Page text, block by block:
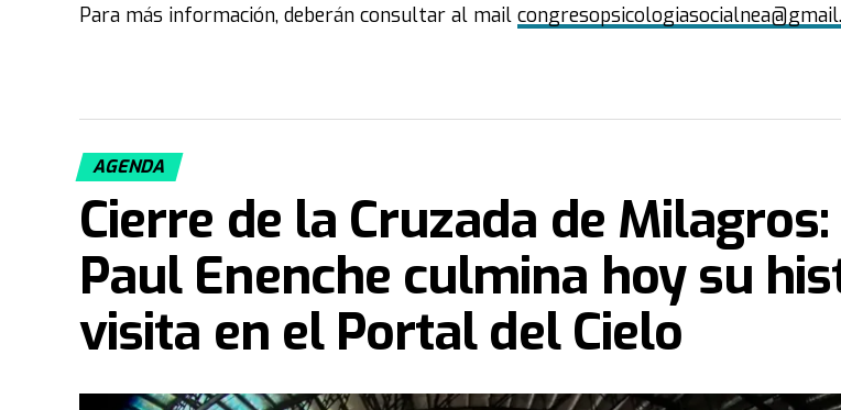
Para más información, deberán consultar al mail congresopsicologiasocialnea@
AGENDA
Cierre de la Cruzada de Milagros:
Paul Enenche culmina hoy su
visita en el Portal del Cielo